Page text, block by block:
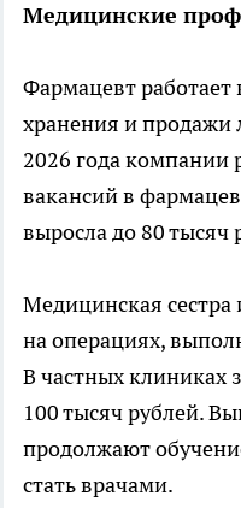
Медицинские
Фармацевт работает
хранения и продажи
2026 года компании
вакансий в
выросла до 80 тысяч
Медицинская сестра
на операциях,
В частных клиниках
100 тысяч рублей.
продолжают
стать врачами.